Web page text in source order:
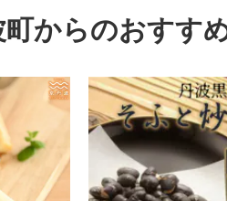
町からのおすす